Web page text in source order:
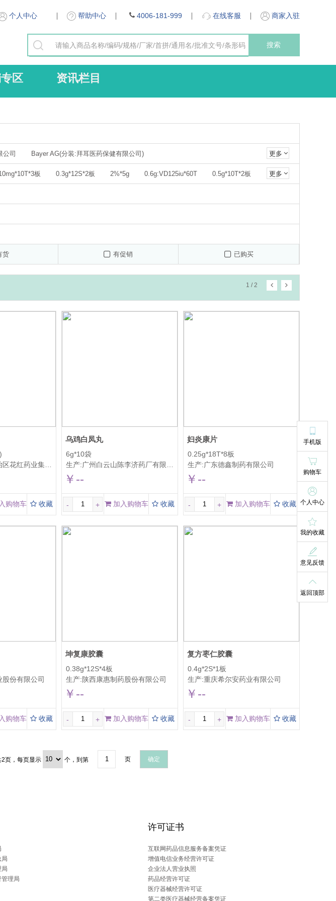
个人中心 帮助中心 4006-181-999 在线客服 商家入驻
搜索
区 资讯栏目
公司 Bayer AG(分装:拜耳医药保健有限公司)
Haleon CH SARL 阿斯利康制药有限公司 广东彼迪药业有限公司
司白云山何济公制药厂)
史克制药有限公司(生产企业:中美天津史克制药有限公司)
更多
板 0.3g*12S*2板 2%*5g 0.6g:VD125iu*60T 0.5g*10T*2板
洛尔50mg)*30片
更多
货 有促销 已购买
1 / 2
药业集团股份公司
购物车 收藏
乌鸡白凤丸
6g*10袋
生产:广州白云山陈李济药厂有限公司(原:广州陈李济药厂有限公司)
￥--
- + 加入购物车 收藏
妇炎康片
0.25g*18T*8板
生产:广东德鑫制药有限公司
￥--
- + 加入购物车 收藏
份有限公司
购物车 收藏
坤复康胶囊
0.38g*12S*4板
生产:陕西康惠制药股份有限公司
￥--
- + 加入购物车 收藏
复方枣仁胶囊
0.4g*2S*1板
生产:重庆希尔安药业有限公司
￥--
- + 加入购物车 收藏
2页，每页显示 个，到第 页 确定
手机版
购物车
个人中心
我的收藏
意见反馈
返回顶部
局
局
理局
许可证书
互联网药品信息服务备案凭证
增值电信业务经营许可证
企业法人营业执照
药品经营许可证
医疗器械经营许可证
第二类医疗器械经营备案凭证